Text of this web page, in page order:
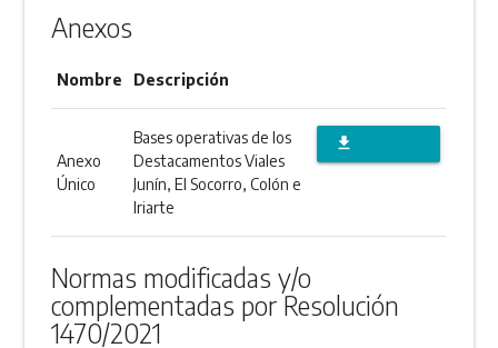
Anexos
Nombre Descripción
Anexo
Único
Bases operativas de los
Destacamentos Viales
Junín, El Socorro, Colón e
Iriarte
file_download
Normas modificadas y/o
complementadas por Resolución
1470/2021